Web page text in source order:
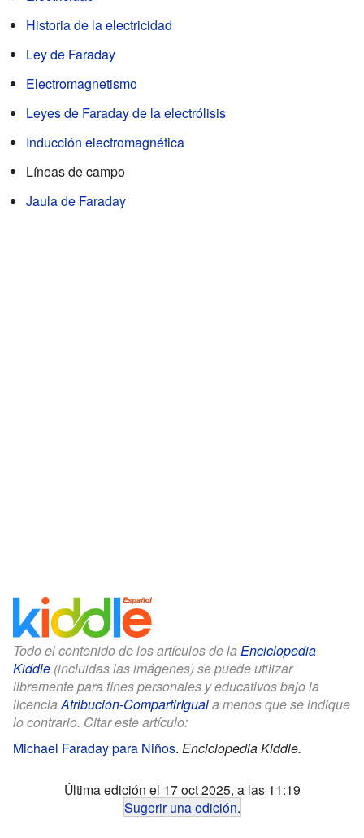
Historia de la electricidad
Ley de Faraday
Electromagnetismo
Leyes de Faraday de la electrólisis
Inducción electromagnética
Líneas de campo
Jaula de Faraday
Todo el contenido de los artículos de la Enciclopedia
Kiddle (incluidas las imágenes) se puede utilizar
libremente para fines personales y educativos bajo la
licenciaAtribución-CompartirIguala menos que se indique
lo contrario. Citar este artículo:
Michael Faraday para Niños. Enciclopedia Kiddle.
Última edición el 17 oct 2025, a las 11:19
Sugerir una edición.